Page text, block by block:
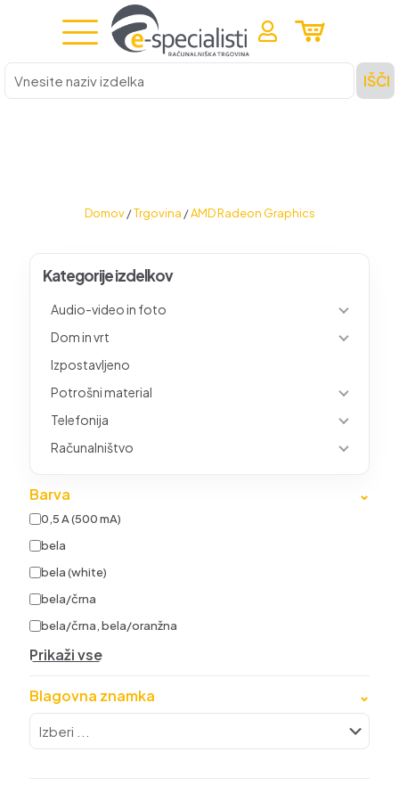
Vnesite
naziv
izdelka
IŠČI
Domov /Trgovina /AMD Radeon Graphics
Kategorije izdelkov
Audio-video in foto
Dom in vrt
Izpostavljeno
Potrošni material
Telefonija
Računalništvo
Barva ⌄
0,5 A (500 mA)
bela
bela (white)
bela/črna
bela/črna, bela/oranžna
Prikaži vse
Blagovna znamka ⌄